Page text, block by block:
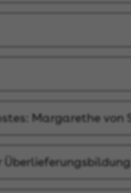
Margarethe von
Überlieferungsbildung